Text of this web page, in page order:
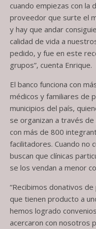
cuando empiezas con la
proveedor que surte el
y hay que andar
calidad de vida a
pedido, y fue en este
grupos”, cuenta Enrique.
El banco funciona con
médicos y familiares de
municipios del país,
se organizan a través
con más de 800
facilitadores. Cuando no
buscan que clínicas
se los vendan a menor
“Recibimos donativos
que tienen producto a
hemos logrado
acercaron con nosotros